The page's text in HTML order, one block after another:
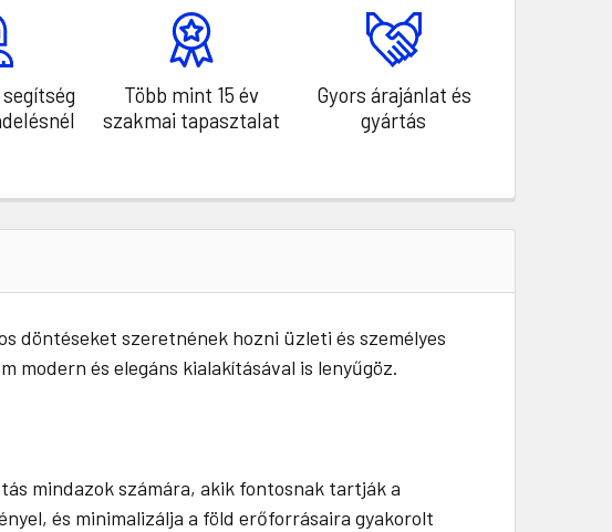
Több mint 15 év
szakmai tapasztalat
Gyors árajánlat és
gyártás
döntéseket szeretnének hozni üzleti és személyes
modern és elegáns kialakításával is lenyűgöz.
mindazok számára, akik fontosnak tartják a
és minimalizálja a föld erőforrásaira gyakorolt